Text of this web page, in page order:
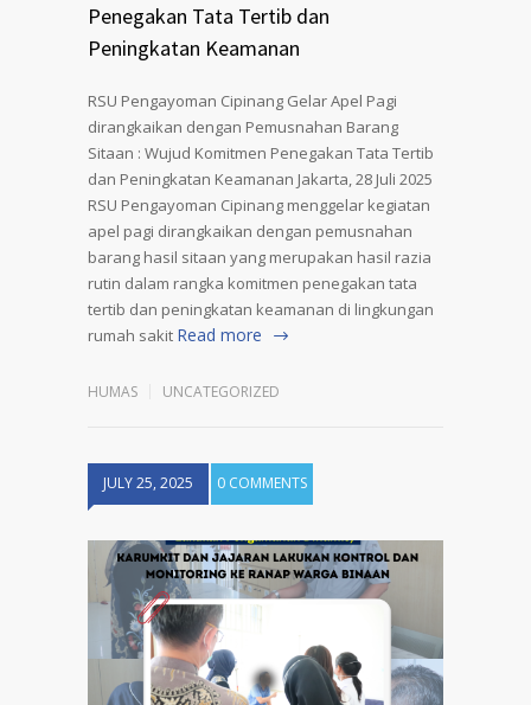
Penegakan Tata Tertib dan
Peningkatan Keamanan
RSU Pengayoman Cipinang Gelar Apel Pagi
dirangkaikan dengan Pemusnahan Barang
Sitaan : Wujud Komitmen Penegakan Tata Tertib
dan Peningkatan Keamanan Jakarta, 28 Juli 2025
RSU Pengayoman Cipinang menggelar kegiatan
apel pagi dirangkaikan dengan pemusnahan
barang hasil sitaan yang merupakan hasil razia
rutin dalam rangka komitmen penegakan tata
tertib dan peningkatan keamanan di lingkungan
rumah sakit Read more
HUMAS UNCATEGORIZED
JULY 25, 2025 0 COMMENTS